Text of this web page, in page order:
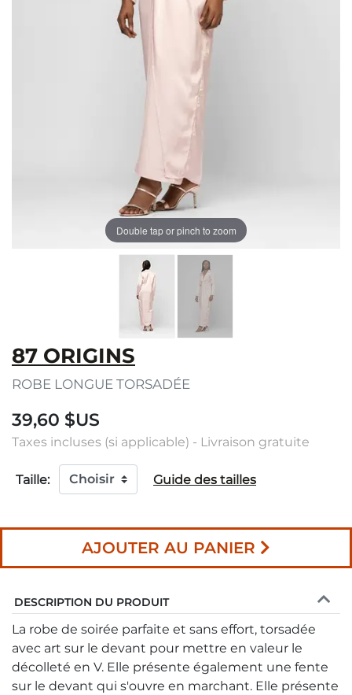
Double tap or pinch to zoom
87 ORIGINS
ROBE LONGUE TORSADÉE
39,60 $US
Taxes incluses (si applicable) - Livraison gratuite
Taille: Guide des tailles
AJOUTER AU PANIER
DESCRIPTION DU PRODUIT
La robe de soirée parfaite et sans effort, torsadée
avec art sur le devant pour mettre en valeur le
décolleté en V. Elle présente également une fente
sur le devant qui s'ouvre en marchant. Elle présente